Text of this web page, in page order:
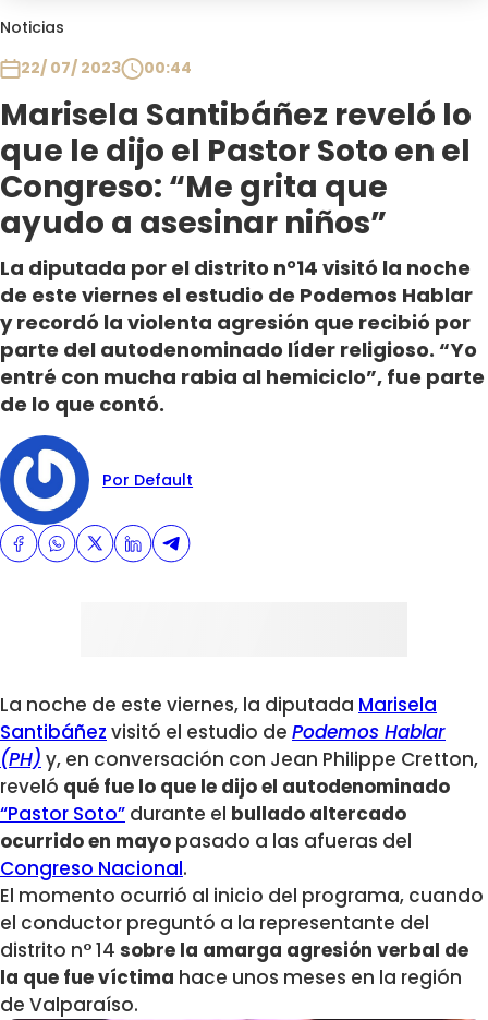
Noticias
22/ 07/ 2023
00:44
Marisela Santibáñez reveló lo
que le dijo el Pastor Soto en el
Congreso: “Me grita que
ayudo a asesinar niños”
La diputada por el distrito n°14 visitó la noche
de este viernes el estudio de Podemos Hablar
y recordó la violenta agresión que recibió por
parte del autodenominado líder religioso. “Yo
entré con mucha rabia al hemiciclo”, fue parte
de lo que contó.
Por Default
La noche de este viernes, la diputada Marisela
Santibáñez visitó el estudio de Podemos Hablar
(PH) y, en conversación con Jean Philippe Cretton,
reveló qué fue lo que le dijo el autodenominado
“Pastor Soto” durante el bullado altercado
ocurrido en mayo pasado a las afueras del
Congreso Nacional.
El momento ocurrió al inicio del programa, cuando
el conductor preguntó a la representante del
distrito n° 14 sobre la amarga agresión verbal de
la que fue víctima hace unos meses en la región
de Valparaíso.
Plan Perfecto
El Tiempo
Sabingo
Todos Los Programas